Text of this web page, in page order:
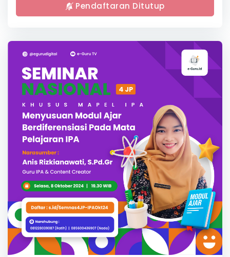
Pendaftaran Ditutup